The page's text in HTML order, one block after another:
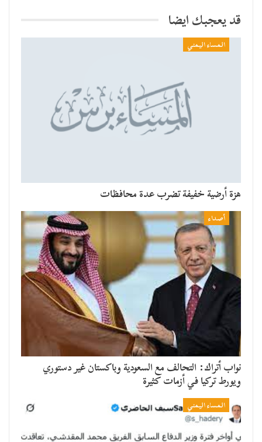
قد يعجبك ايضا
المساء اليمني
هزة أرضية خفيفة تضرب عدة محافظات
أصداء
نواب أتراك: التحالف مع السعودية وباكستان غير دستوري
ويورط تركيا في أزمات كثيرة
المساء اليمني